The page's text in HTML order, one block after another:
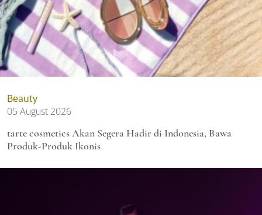
Beauty
05 August 2026
tarte cosmetics Akan Segera Hadir di Indonesia, Bawa
Produk-Produk Ikonis